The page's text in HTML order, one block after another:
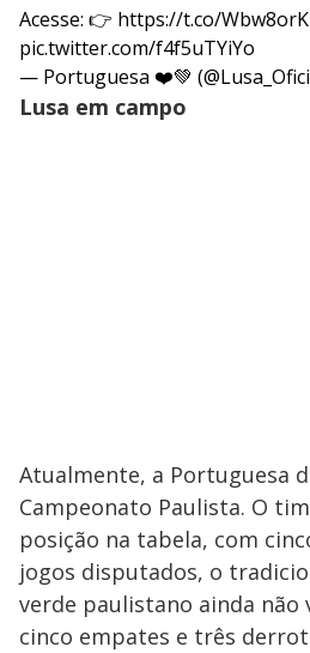
Acesse: 👉 https://t.co/
pic.twitter.com/f4f5uTYiYo
— Portuguesa ❤️💚
Lusa em campo
Atualmente, a Portuguesa
Campeonato Paulista. O
posição na tabela, com
jogos disputados, o
verde paulistano ainda
cinco empates e três